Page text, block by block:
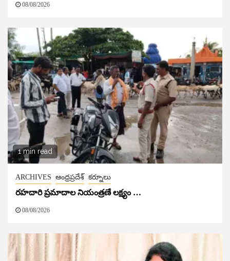
08/08/2026
1 min read
ARCHIVES ఆంధ్రప్రదేశ్ కర్నూలు
రహదారి ప్రమాదాల నియంత్రణే లక్ష్యం …
08/08/2026